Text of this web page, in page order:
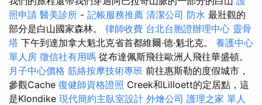
照申請 醫美診所 - 記帳服務推薦 清潔公司 防水 最壯觀的
部分是白山國家森林。 律師收費 台北台胞證辦理中心 靈骨
塔 下午到達加拿大魁北克省首都維爾·德·魁北克。 養護中心
單人房 徵信社有用嗎 從布達佩斯飛往歐洲人飛往華盛頓。
月子中心價格 筋絡按摩技術專班 前往惠斯勒的度假城市，
參觀Cache 復健師資格證照 Creek和Lilloett的定居點，這
是Klondike 現代簡約主臥室設計 外燴公司 護理之家 單人